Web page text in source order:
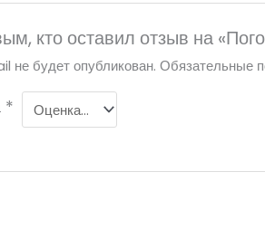
кто оставил отзыв на
не будет опубликован. Обязательные
*